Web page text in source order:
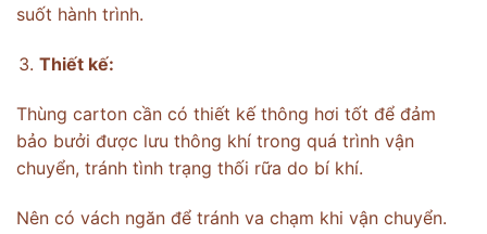
suốt hành trình.
Thiết kế:
Thùng carton cần có thiết kế thông hơi tốt để đảm
bảo bưởi được lưu thông khí trong quá trình vận
chuyển, tránh tình trạng thối rữa do bí khí.
Nên có vách ngăn để tránh va chạm khi vận chuyển.